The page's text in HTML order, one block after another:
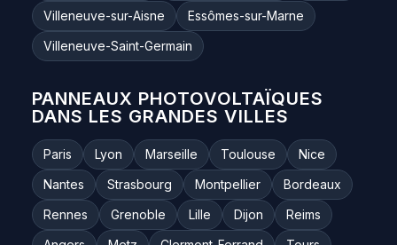
Villeneuve-sur-Aisne
Essômes-sur-Marne
Villeneuve-Saint-Germain
PANNEAUX PHOTOVOLTAÏQUES
DANS LES GRANDES VILLES
Paris Lyon Marseille Toulouse
Nice
Nantes
Strasbourg Montpellier
Bordeaux
Rennes
Grenoble Lille Dijon
Reims